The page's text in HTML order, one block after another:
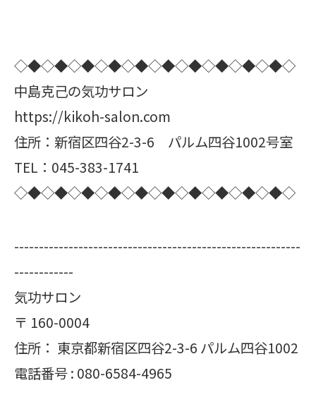
◇◆◇◆◇◆◇◆◇◆◇◆◇◆◇◆◇◆◇◆◇
中島克己の気功サロン
https://kikoh-salon.com
住所：新宿区四谷2-3-6 パルム四谷1002号室
TEL：045-383-1741
◇◆◇◆◇◆◇◆◇◆◇◆◇◆◇◆◇◆◇◆◇
----------------------------------------------------------
------------
気功サロン
〒 160-0004
住所： 東京都新宿区四谷2-3-6 パルム四谷1002
電話番号 : 080-6584-4965